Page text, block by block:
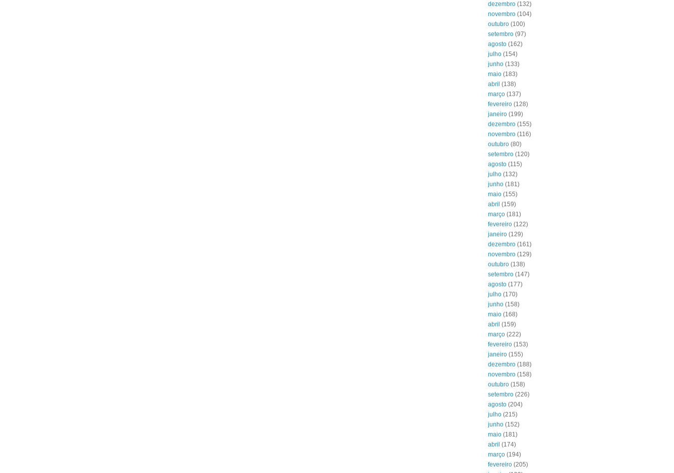
dezembro (132)
novembro (104)
outubro (100)
setembro (97)
agosto (162)
julho (154)
junho (133)
maio (183)
abril (138)
março (137)
fevereiro (128)
janeiro (199)
dezembro (155)
novembro (116)
outubro (80)
setembro (120)
agosto (115)
julho (132)
junho (181)
maio (155)
abril (159)
março (181)
fevereiro (122)
janeiro (129)
dezembro (161)
novembro (129)
outubro (138)
setembro (147)
agosto (177)
julho (170)
junho (158)
maio (168)
abril (159)
março (222)
fevereiro (153)
janeiro (155)
dezembro (188)
novembro (158)
outubro (158)
setembro (226)
agosto (204)
julho (215)
junho (152)
maio (181)
abril (174)
março (194)
fevereiro (205)